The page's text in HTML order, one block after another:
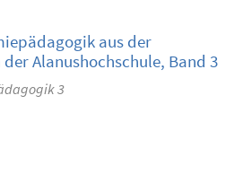
aus der
Alanushochschule, Band 3
3